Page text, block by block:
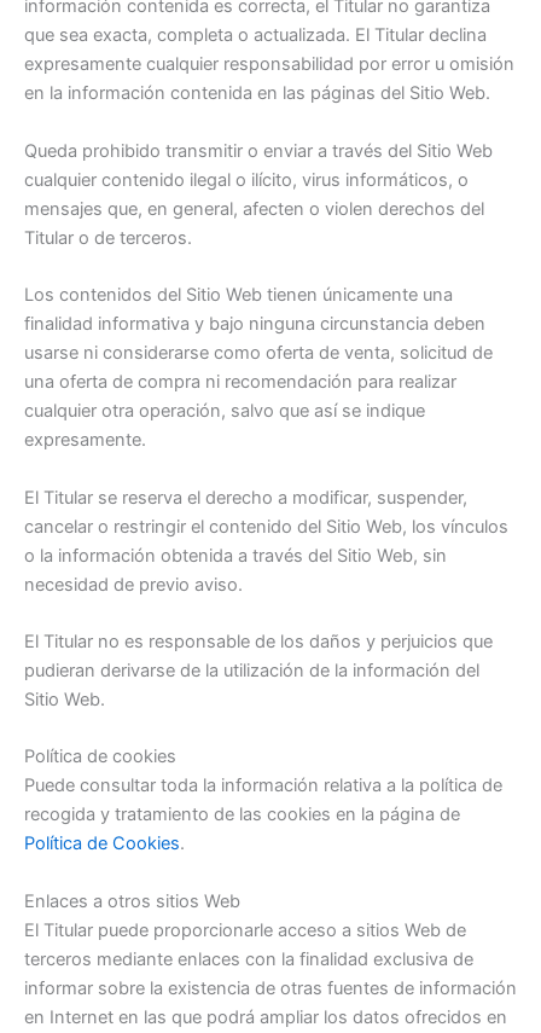
información contenida es correcta, el Titular no garantiza
que sea exacta, completa o actualizada. El Titular declina
expresamente cualquier responsabilidad por error u omisión
en la información contenida en las páginas del Sitio Web.
Queda prohibido transmitir o enviar a través del Sitio Web
cualquier contenido ilegal o ilícito, virus informáticos, o
mensajes que, en general, afecten o violen derechos del
Titular o de terceros.
Los contenidos del Sitio Web tienen únicamente una
finalidad informativa y bajo ninguna circunstancia deben
usarse ni considerarse como oferta de venta, solicitud de
una oferta de compra ni recomendación para realizar
cualquier otra operación, salvo que así se indique
expresamente.
El Titular se reserva el derecho a modificar, suspender,
cancelar o restringir el contenido del Sitio Web, los vínculos
o la información obtenida a través del Sitio Web, sin
necesidad de previo aviso.
El Titular no es responsable de los daños y perjuicios que
pudieran derivarse de la utilización de la información del
Sitio Web.
Política de cookies
Puede consultar toda la información relativa a la política de
recogida y tratamiento de las cookies en la página de
Política de Cookies.
Enlaces a otros sitios Web
El Titular puede proporcionarle acceso a sitios Web de
terceros mediante enlaces con la finalidad exclusiva de
informar sobre la existencia de otras fuentes de información
en Internet en las que podrá ampliar los datos ofrecidos en